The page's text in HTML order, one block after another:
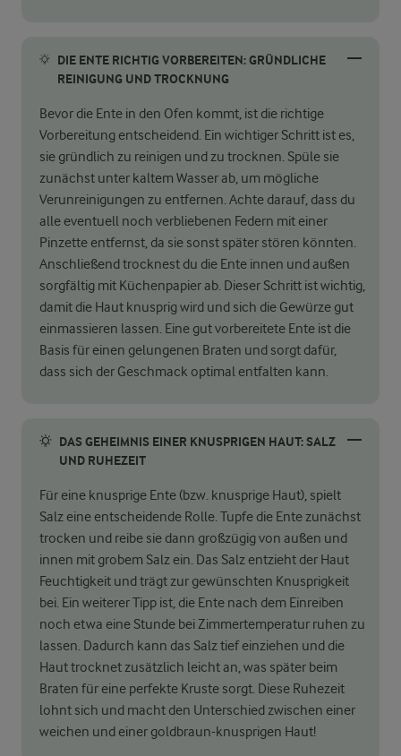
DIE ENTE RICHTIG VORBEREITEN: GRÜNDLICHE
REINIGUNG UND TROCKNUNG
Bevor die Ente in den Ofen kommt, ist die richtige
Vorbereitung entscheidend. Ein wichtiger Schritt ist es,
sie gründlich zu reinigen und zu trocknen. Spüle sie
zunächst unter kaltem Wasser ab, um mögliche
Verunreinigungen zu entfernen. Achte darauf, dass du
alle eventuell noch verbliebenen Federn mit einer
Pinzette entfernst, da sie sonst später stören könnten.
Anschließend trocknest du die Ente innen und außen
sorgfältig mit Küchenpapier ab. Dieser Schritt ist wichtig,
damit die Haut knusprig wird und sich die Gewürze gut
einmassieren lassen. Eine gut vorbereitete Ente ist die
Basis für einen gelungenen Braten und sorgt dafür,
dass sich der Geschmack optimal entfalten kann.
DAS GEHEIMNIS EINER KNUSPRIGEN HAUT: SALZ
UND RUHEZEIT
Für eine knusprige Ente (bzw. knusprige Haut), spielt
Salz eine entscheidende Rolle. Tupfe die Ente zunächst
trocken und reibe sie dann großzügig von außen und
innen mit grobem Salz ein. Das Salz entzieht der Haut
Feuchtigkeit und trägt zur gewünschten Knusprigkeit
bei. Ein weiterer Tipp ist, die Ente nach dem Einreiben
noch etwa eine Stunde bei Zimmertemperatur ruhen zu
lassen. Dadurch kann das Salz tief einziehen und die
Haut trocknet zusätzlich leicht an, was später beim
Braten für eine perfekte Kruste sorgt. Diese Ruhezeit
lohnt sich und macht den Unterschied zwischen einer
weichen und einer goldbraun-knusprigen Haut!